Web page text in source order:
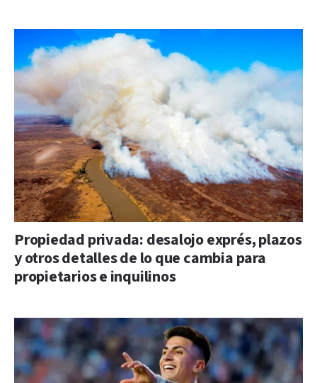
Propiedad privada: desalojo exprés, plazos
y otros detalles de lo que cambia para
propietarios e inquilinos